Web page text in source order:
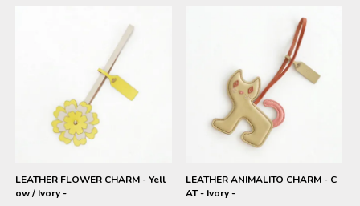
LEATHER FLOWER CHARM - Yell
ow / Ivory -
LEATHER ANIMALITO CHARM - C
AT - Ivory -